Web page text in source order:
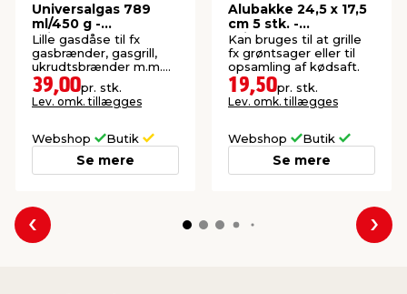
Universalgas 789
ml/450 g -
Grillexpert®
Lille gasdåse til fx
gasbrænder, gasgrill,
ukrudtsbrænder m.m.
Perfekt til ture i det fri.
39,00pr. stk.
Lev. omk. tillægges
Webshop Butik
Se mere
Alubakke 24,5 x 17,5
cm 5 stk. -
Grillexpert®
Kan bruges til at grille
fx grøntsager eller til
opsamling af kødsaft.
19,50pr. stk.
Lev. omk. tillægges
Webshop Butik
Se mere
Forrige